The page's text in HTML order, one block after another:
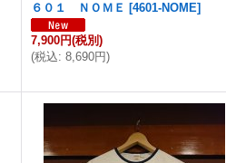
６０１ ＮＯＭＥ [4601-NOME]
7,900円(税別)
(税込: 8,690円)